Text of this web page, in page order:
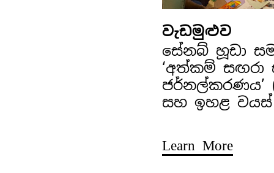
වැඩමුළුව
සේනබ් හූඩා
‘අත්කම් සඟරා
ජර්නල්කරණය’
සහ ඉහළ වයස්
Learn More